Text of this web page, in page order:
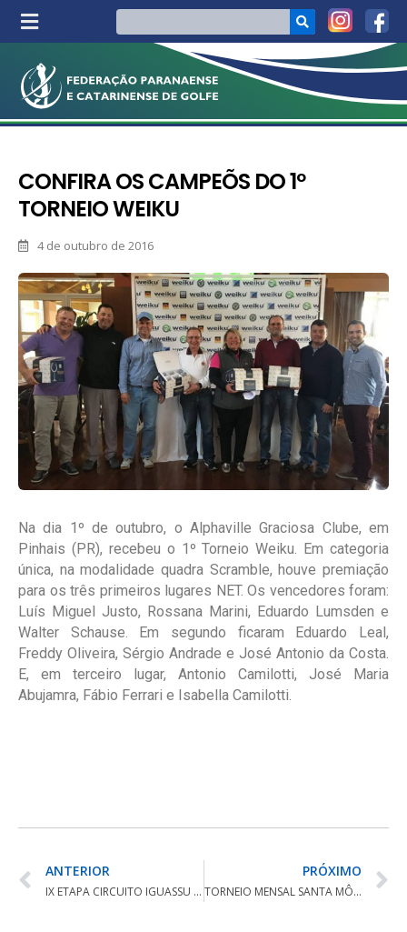
CONFIRA OS CAMPEÕS DO 1º
TORNEIO WEIKU
4 de outubro de 2016
Na dia 1º de outubro, o Alphaville Graciosa Clube, em
Pinhais (PR), recebeu o 1º Torneio Weiku. Em categoria
única, na modalidade quadra Scramble, houve premiação
para os três primeiros lugares NET. Os vencedores foram:
Luís Miguel Justo, Rossana Marini, Eduardo Lumsden e
Walter Schause. Em segundo ficaram Eduardo Leal,
Freddy Oliveira, Sérgio Andrade e José Antonio da Costa.
E, em terceiro lugar, Antonio Camilotti, José Maria
Abujamra, Fábio Ferrari e Isabella Camilotti.
ANTERIOR
IX ETAPA CIRCUITO IGUASSU FALLS
PRÓXIMO
TORNEIO MENSAL SANTA MÔNICA CLUBE DE CAMPO